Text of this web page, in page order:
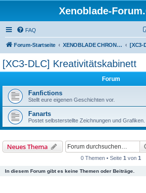
Xenoblade-
FAQ
Forum-Startseite XENOBLADE CHRONICLES 3: DIE ERLÖSTE ZUKUNFT
[XC3-DLC] Kreativitätskabinett
Forum
Fanfictions
Stellt eure eigenen Geschichten vor.
Fanarts
Postet selbsterstellte Zeichnungen und Grafiken.
Neues Thema
0 Themen • Seite 1 von 1
In diesem Forum gibt es keine Themen oder Beiträge.